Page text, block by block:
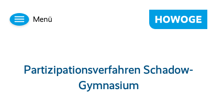
Menü
Partizipationsverfahren Schadow-
Gymnasium